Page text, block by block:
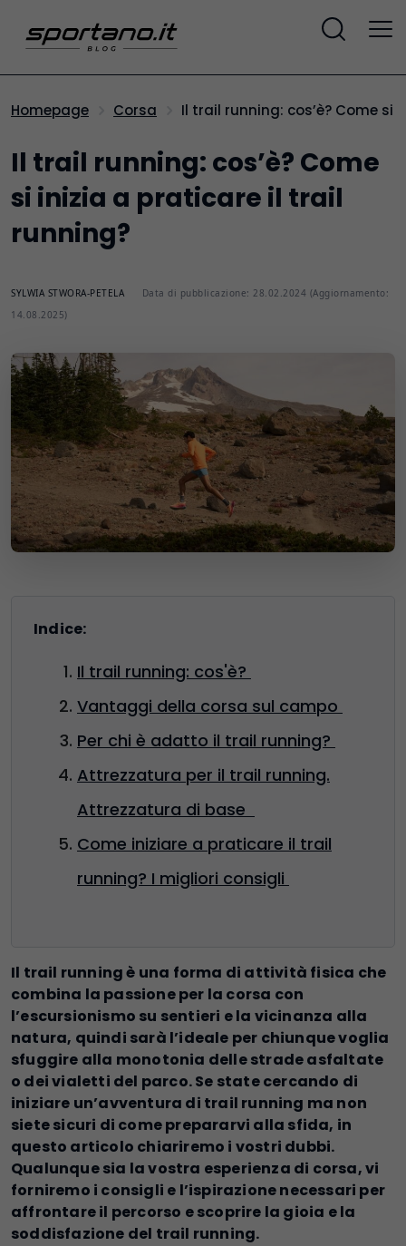
Homepage Corsa Il trail running: cos’è? Come
Il trail running: cos’è? Come
si inizia a praticare il trail
running?
SYLWIA STWORA-PETELA
Data di pubblicazione: 28.02.2024 (Aggiornamento:
14.08.2025)
Indice:
Il trail running: cos'è?
Vantaggi della corsa sul campo
Per chi è adatto il trail running?
Attrezzatura per il trail running.
Attrezzatura di base
Come iniziare a praticare il trail
running? I migliori consigli
Il trail running è una forma di attività fisica che
combina la passione per la corsa con
l’escursionismo su sentieri e la vicinanza alla
natura, quindi sarà l’ideale per chiunque voglia
sfuggire alla monotonia delle strade asfaltate
o dei vialetti del parco. Se state cercando di
iniziare un’avventura di trail running ma non
siete sicuri di come prepararvi alla sfida, in
questo articolo chiariremo i vostri dubbi.
Qualunque sia la vostra esperienza di corsa, vi
forniremo i consigli e l’ispirazione necessari per
affrontare il percorso e scoprire la gioia e la
soddisfazione del trail running.